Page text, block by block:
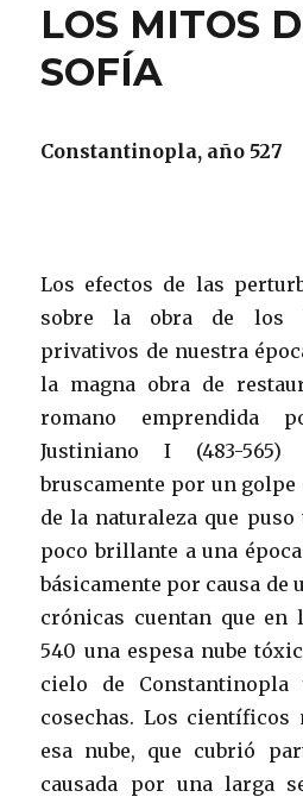
LOS MITOS
SOFÍA
Constantinopla, año 527
Los efectos de las
sobre la obra de los
privativos de nuestra
la magna obra de
romano emprendida
Justiniano I (483-
bruscamente por un golpe
de la naturaleza que
poco brillante a una
básicamente por causa de
crónicas cuentan que en
540 una espesa nube
cielo de
cosechas. Los científicos
esa nube, que cubrió
causada por una larga